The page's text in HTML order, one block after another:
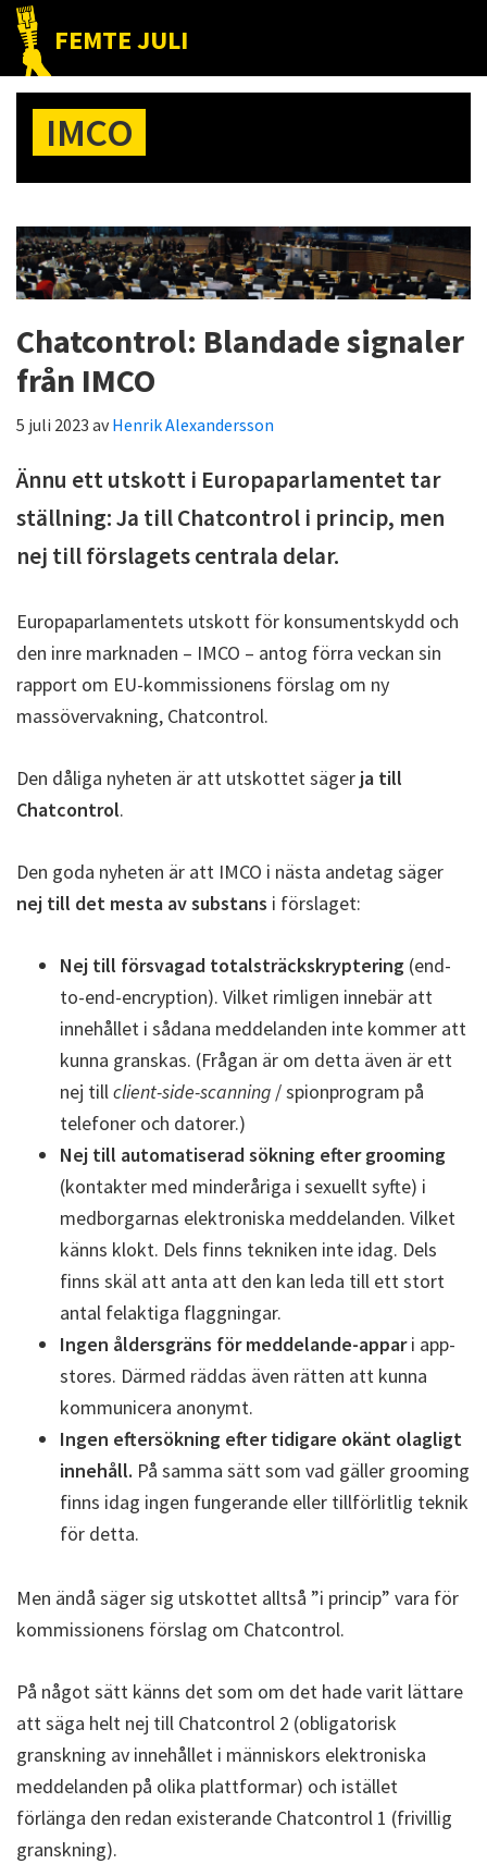
Hoppa
huvudnavigering
Hoppa
huvudinnehåll
Hoppa
det
primära
sidofältet
FEMTE JULI
Nätet
till
folket!IMCO
Chatcontrol: Blandade signaler
från IMCO
5 juli 2023 avHenrik Alexandersson
Ännu ett utskott i Europaparlamentet tar
ställning: Ja till Chatcontrol i princip, men
nej till förslagets centrala delar.
Europaparlamentets utskott för konsumentskydd och
den inre marknaden – IMCO – antog förra veckan sin
rapport om EU-kommissionens förslag om ny
massövervakning, Chatcontrol.
Den dåliga nyheten är att utskottet säger ja till
Chatcontrol.
Den goda nyheten är att IMCO i nästa andetag säger
nej till det mesta av substans i förslaget:
Nej till försvagad totalsträckskryptering (end-
to-end-encryption). Vilket rimligen innebär att
innehållet i sådana meddelanden inte kommer att
kunna granskas. (Frågan är om detta även är ett
nej tillclient-side-scanning / spionprogram på
telefoner och datorer.)
Nej till automatiserad sökning efter grooming
(kontakter med minderåriga i sexuellt syfte) i
medborgarnas elektroniska meddelanden. Vilket
känns klokt. Dels finns tekniken inte idag. Dels
finns skäl att anta att den kan leda till ett stort
antal felaktiga flaggningar.
Ingen åldersgräns för meddelande-appari app-
stores. Därmed räddas även rätten att kunna
kommunicera anonymt.
Ingen eftersökning efter tidigare okänt olagligt
innehåll. På samma sätt som vad gäller grooming
finns idag ingen fungerande eller tillförlitlig teknik
för detta.
Men ändå säger sig utskottet alltså ”i princip” vara för
kommissionens förslag om Chatcontrol.
På något sätt känns det som om det hade varit lättare
att säga helt nej till Chatcontrol 2 (obligatorisk
granskning av innehållet i människors elektroniska
meddelanden på olika plattformar) och istället
förlänga den redan existerande Chatcontrol 1 (frivillig
granskning).